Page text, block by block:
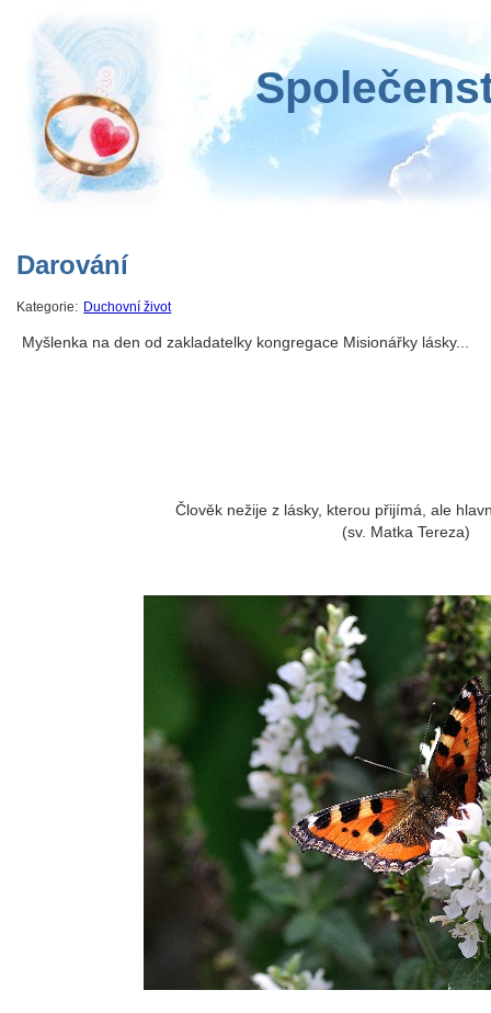
Darování
Kategorie: Duchovní život
Myšlenka na den od zakladatelky kongregace Misionářky lásky...
Člověk nežije z lásky, kterou přijímá, ale
(sv. Matka Tereza)